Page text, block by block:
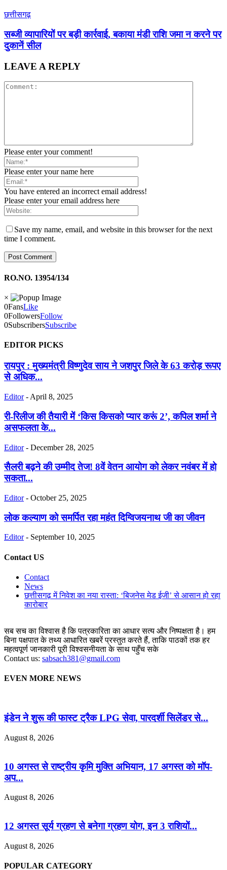
छत्तीसगढ़
सब्जी व्यापारियों पर बड़ी कार्रवाई, बकाया मंडी राशि जमा न करने पर
दुकानें सील
LEAVE A REPLY
Please enter your comment!
Please enter your name here
You have entered an incorrect email address!
Please enter your email address here
Save my name, email, and website in this browser for the next
time I comment.
RO.NO. 13954/134
×
0FansLike
0FollowersFollow
0SubscribersSubscribe
EDITOR PICKS
रायपुर : मुख्यमंत्री विष्णुदेव साय ने जशपुर जिले के 63 करोड़ रूपए
से अधिक...
Editor - April 8, 2025
री-रिलीज की तैयारी में ‘किस किसको प्यार करूं 2’, कपिल शर्मा ने
असफलता के...
Editor - December 28, 2025
सैलरी बढ़ने की उम्मीद तेज! 8वें वेतन आयोग को लेकर नवंबर में हो
सकता...
Editor - October 25, 2025
लोक कल्याण को समर्पित रहा महंत दिग्विजयनाथ जी का जीवन
Editor - September 10, 2025
Contact US
Contact
News
छत्तीसगढ़ में निवेश का नया रास्ता: ‘बिजनेस मेड ईजी’ से आसान हो रहा
कारोबार
सब सच का विश्वास है कि पत्रकारिता का आधार सत्य और निष्पक्षता है। हम
बिना पक्षपात के तथ्य आधारित खबरें प्रस्तुत करते हैं, ताकि पाठकों तक हर
महत्वपूर्ण जानकारी पूरी विश्वसनीयता के साथ पहुँच सके
Contact us: sabsach381@gmail.com
EVEN MORE NEWS
इंडेन ने शुरू की फास्ट ट्रैक LPG सेवा, पारदर्शी सिलेंडर से...
August 8, 2026
10 अगस्त से राष्ट्रीय कृमि मुक्ति अभियान, 17 अगस्त को मॉप-
अप...
August 8, 2026
12 अगस्त सूर्य ग्रहण से बनेगा ग्रहण योग, इन 3 राशियों...
August 8, 2026
POPULAR CATEGORY